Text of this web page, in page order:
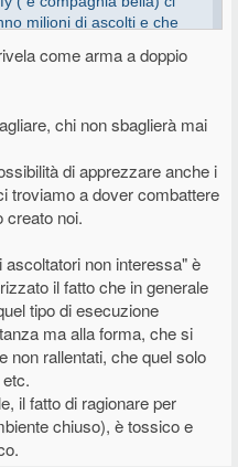
milioni di ascolti e che
non lo sa
che andrebbero boicottate, la
perché hanno usato
addestrare la loro intelligenza
il loro contratto dice chiaro
anche per quello scopo e
quello di eliminare
piattaforma per sostituirli in toto
artificiale, che per loro costa
con continui aumenti
un'ipotesi un tantinello
qualcuno nelle alte sfere di
tecnicamente la cosa è
farlo li hanno tutti e appunto
come arma a doppio
chi non sbaglierà mai
di apprezzare anche i
troviamo a dover combattere
creato noi.
non interessa" è
il fatto che in generale
tipo di esecuzione
ma alla forma, che si
non rallentati, che quel solo
il fatto di ragionare per
chiuso), è tossico e